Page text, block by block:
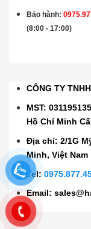
Bảo hành:
(8:00 - 17:00)
CÔNG TY
MST:
Hồ Chí Minh
Địa chỉ: 2/1G
Minh, Việt Nam
Tel:
Email: